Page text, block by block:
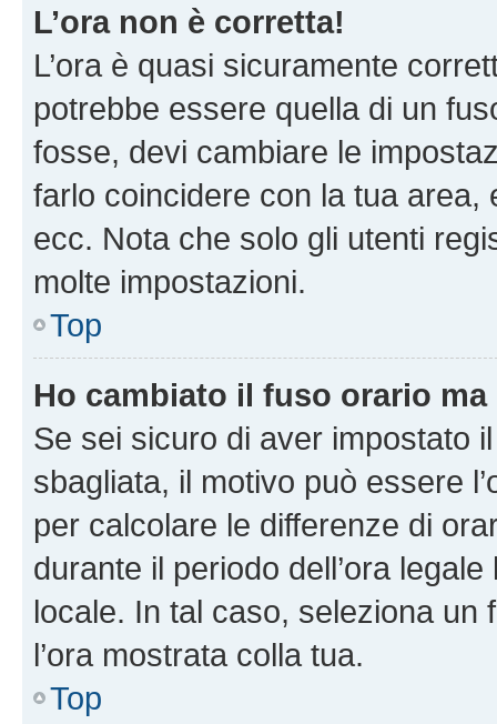
L’ora non è corretta!
L’ora è quasi sicuramente
potrebbe essere quella di un
fosse, devi cambiare le
farlo coincidere con la tua area,
ecc. Nota che solo gli utenti
molte impostazioni.
Top
Ho cambiato il fuso orario ma
Se sei sicuro di aver impostato
sbagliata, il motivo può essere
per calcolare le differenze di
durante il periodo dell’ora
locale. In tal caso, seleziona
l’ora mostrata colla tua.
Top